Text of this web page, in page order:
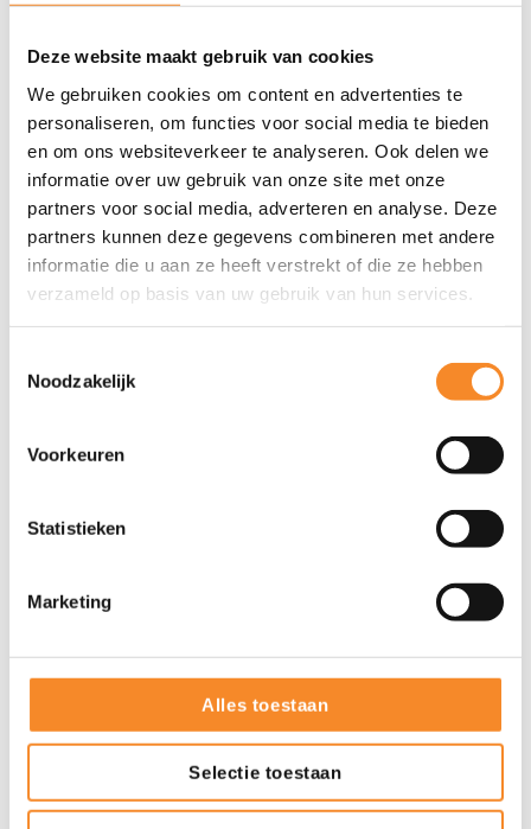
Deze website maakt gebruik van cookies
We gebruiken cookies om content en advertenties te
personaliseren, om functies voor social media te bieden
en om ons websiteverkeer te analyseren. Ook delen we
informatie over uw gebruik van onze site met onze
partners voor social media, adverteren en analyse. Deze
partners kunnen deze gegevens combineren met andere
informatie die u aan ze heeft verstrekt of die ze hebben
verzameld op basis van uw gebruik van hun services.
Noodzakelijk
Voorkeuren
Statistieken
Marketing
Alles toestaan
Selectie toestaan
Oranje – resultaat en erkenning
Mensen met een voorkeur voor oranje drijfveren zijn
individueel gericht. Zij werken zelfstandig aan het behalen
van resultaten. Ze bepalen graag zelf hoe ze deze
bereiken, waar en wanneer. Thuiswerken of hybride
komen is ook geen enkel probleem, als het maar wel
prima op afstand, maar zorg ervoor dat je wel
een goede terugkoppeling en eventuele bijsturing.
Groen – betrokkenheid en consensus
Mensen met een voorkeur voor groene drijfveren zijn
omgevingsgericht. Een goede sfeer en het ervaren van